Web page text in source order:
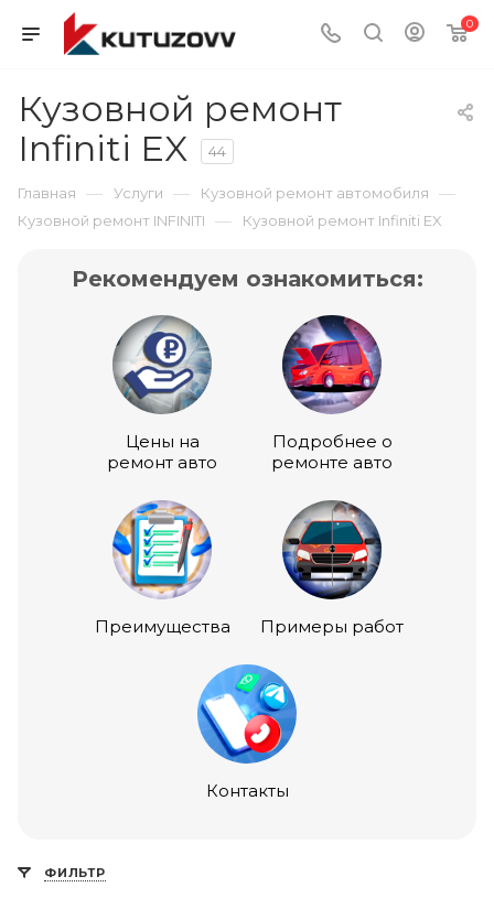
0
Кузовной ремонт
Infiniti EX
44
Главная — Услуги — Кузовной ремонт автомобиля —
Кузовной ремонт INFINITI — Кузовной ремонт Infiniti EX
Рекомендуем ознакомиться:
Цены на
ремонт авто
Подробнее о
ремонте авто
Преимущества Примеры работ
Контакты
ФИЛЬТР